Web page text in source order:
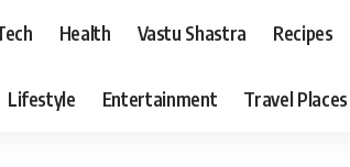
Health Vastu Shastra Recipes
Lifestyle Entertainment Travel Places